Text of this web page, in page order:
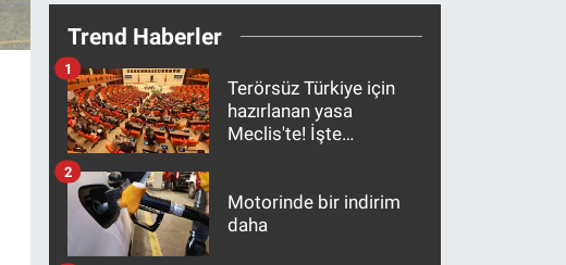
Trend Haberler
Terörsüz Türkiye için
hazırlanan yasa
Meclis'te! İşte
1
Motorinde bir indirim
daha
2